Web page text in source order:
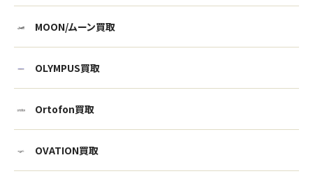
MOON/ムーン買取
OLYMPUS買取
Ortofon買取
OVATION買取